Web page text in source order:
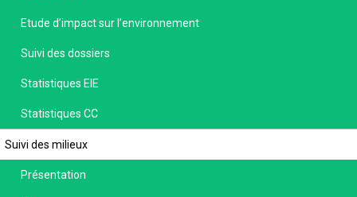
Etude d’impact sur l’environnement
Suivi des dossiers
Statistiques EIE
Statistiques CC
Suivi des milieux
Présentation